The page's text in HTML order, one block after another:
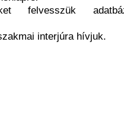
felvesszük
interjúra hívjuk.